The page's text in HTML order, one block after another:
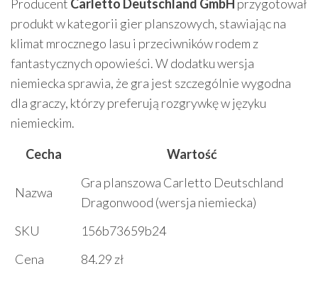
Producent Carletto Deutschland GmbH przygotował
produkt w kategorii gier planszowych, stawiając na
klimat mrocznego lasu i przeciwników rodem z
fantastycznych opowieści. W dodatku wersja
niemiecka sprawia, że gra jest szczególnie wygodna
dla graczy, którzy preferują rozgrywkę w języku
niemieckim.
Cecha
Wartość
Nazwa
Gra planszowa Carletto Deutschland
Dragonwood (wersja niemiecka)
SKU
156b73659b24
Cena
84.29 zł